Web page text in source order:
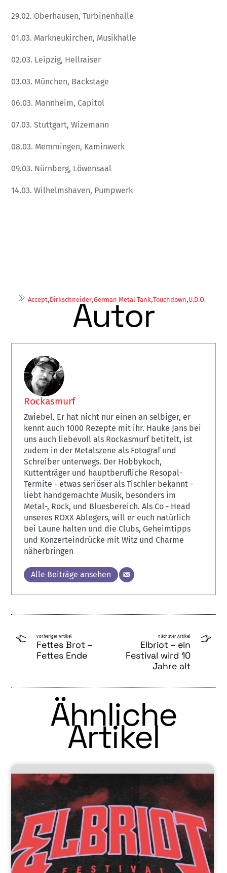
29.02. Oberhausen, Turbinenhalle
01.03. Markneukirchen, Musikhalle
02.03. Leipzig, Hellraiser
03.03. München, Backstage
06.03. Mannheim, Capitol
07.03. Stuttgart, Wizemann
08.03. Memmingen, Kaminwerk
09.03. Nürnberg, Löwensaal
14.03. Wilhelmshaven, Pumpwerk
Accept,Dirkschneider,German Metal Tank,Touchdown,U.D.O.
Autor
Rockasmurf
Zwiebel. Er hat nicht nur einen an selbiger, er
kennt auch 1000 Rezepte mit ihr. Hauke Jans bei
uns auch liebevoll als Rockasmurf betitelt, ist
zudem in der Metalszene als Fotograf und
Schreiber unterwegs. Der Hobbykoch,
Kuttenträger und hauptberufliche Resopal-
Termite - etwas seriöser als Tischler bekannt -
liebt handgemachte Musik, besonders im
Metal-, Rock, und Bluesbereich. Als Co - Head
unseres ROXX Ablegers, will er euch natürlich
bei Laune halten und die Clubs, Geheimtipps
und Konzerteindrücke mit Witz und Charme
näherbringen
Alle Beiträge ansehen
vorheriger Artikel
Fettes Brot –
Fettes Ende
nächster Artikel
Elbriot – ein
Festival wird 10
Jahre alt
Ähnliche
Artikel